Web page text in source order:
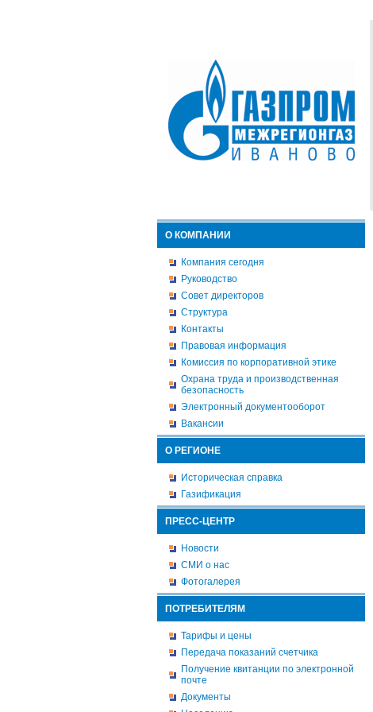
О КОМПАНИИ
Компания сегодня
Руководство
Совет директоров
Структура
Контакты
Правовая информация
Комиссия по корпоративной этике
Охрана труда и производственная
безопасность
Электронный документооборот
Вакансии
О РЕГИОНЕ
Историческая справка
Газификация
ПРЕСС-ЦЕНТР
Новости
СМИ о нас
Фотогалерея
ПОТРЕБИТЕЛЯМ
Тарифы и цены
Передача показаний счетчика
Получение квитанции по электронной
почте
Документы